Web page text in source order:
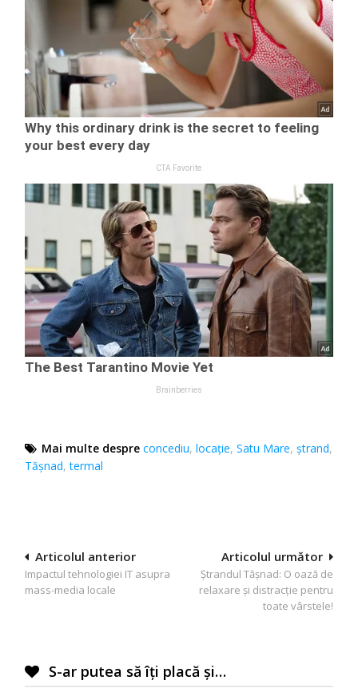
Mai multe despre concediu,locație,Satu Mare,ştrand,
Tășnad,termal
Navigare
în
Articolul următor
Ștrandul Tășnad: O oază de
relaxare și distracție pentru
toate vârstele!
Articolul anterior
Impactul tehnologiei IT asupra
mass-media locale
S-ar putea să îți placă și…